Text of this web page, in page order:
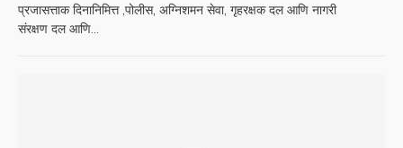
प्रजासत्ताक दिनानिमित्त ,पोलीस, अग्निशमन सेवा, गृहरक्षक दल आणि नागरी
संरक्षण दल आणि...